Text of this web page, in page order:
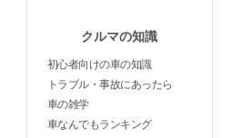
クルマの知識
初心者向けの車の知識
トラブル・事故にあったら
車の雑学
車なんでもランキング